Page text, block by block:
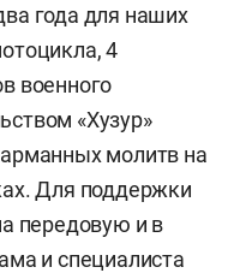
года для наших
4
военного
«Хузур»
молитв на
Для поддержки
передовую и в
и специалиста